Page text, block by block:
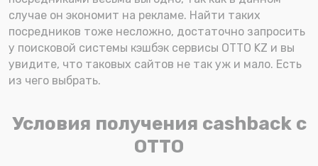
случае он экономит на рекламе. Найти таких
посредников тоже несложно, достаточно запросить
у поисковой системы кэшбэк сервисы OTTO KZ и вы
увидите, что таковых сайтов не так уж и мало. Есть
из чего выбрать.
Условия получения cashback с
OTTO